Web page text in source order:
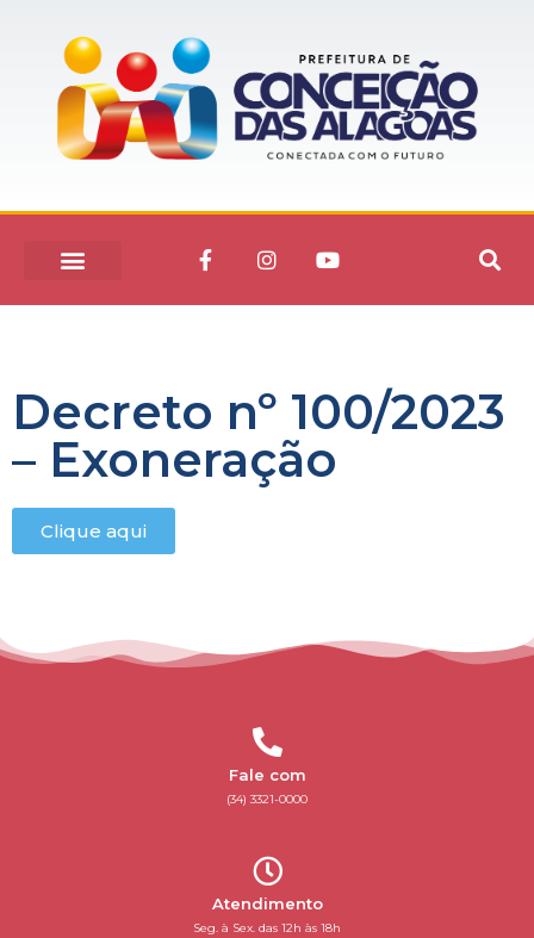
Decreto nº 100/2023
– Exoneração
Clique aqui
Fale com
(34) 3321-0000
Atendimento
Seg. à Sex. das 12h às 18h